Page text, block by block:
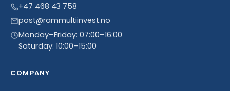
+47 468 43 758
post@rammultiinvest.no
Monday–Friday: 07:00–16:00
Saturday: 10:00–15:00
COMPANY